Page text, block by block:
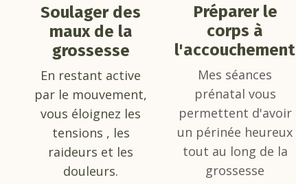
Soulager des
maux de la
grossesse
En restant active
par le mouvement,
vous éloignez les
tensions , les
raideurs et les
douleurs.
Préparer le
corps à
l'accouchement
Mes séances
prénatal vous
permettent d'avoir
un périnée heureux
tout au long de la
grossesse